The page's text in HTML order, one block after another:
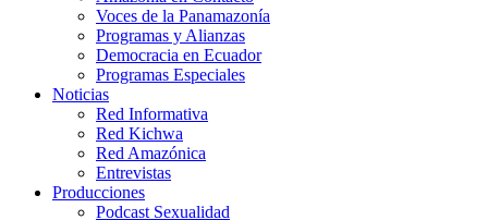
Voces de la Panamazonía
Programas y Alianzas
Democracia en Ecuador
Programas Especiales
Noticias
Red Informativa
Red Kichwa
Red Amazónica
Entrevistas
Producciones
Podcast Sexualidad